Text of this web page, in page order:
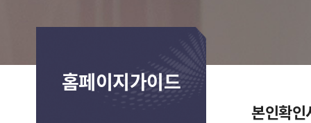
홈페이지가이드
본인확인